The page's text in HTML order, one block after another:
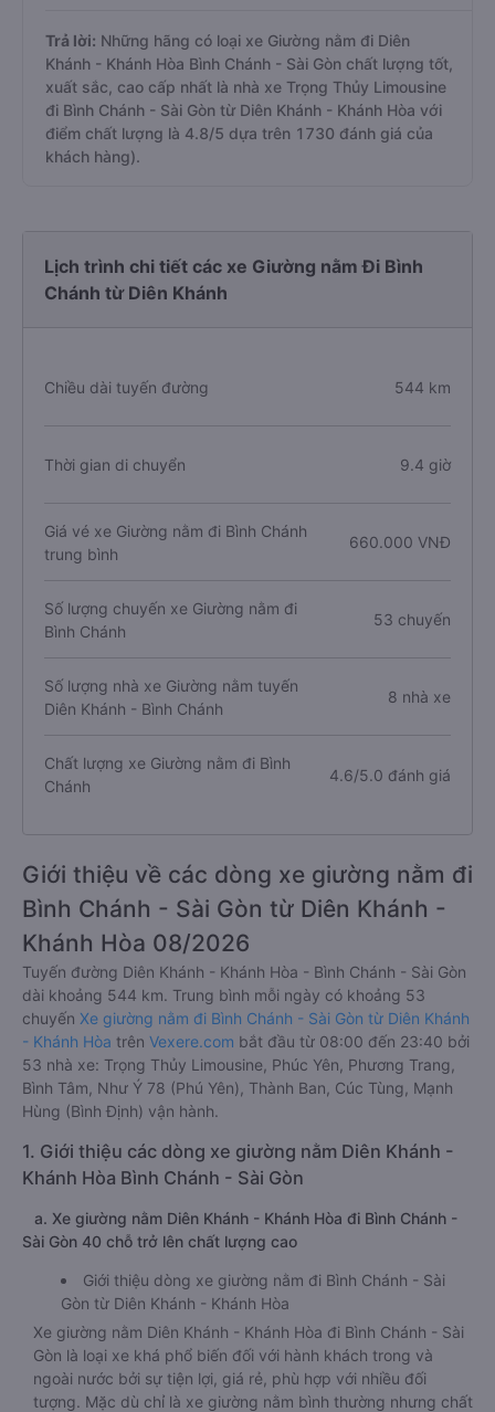
Trả lời: Những hãng có loại xe Giường nằm đi Diên
Khánh - Khánh Hòa Bình Chánh - Sài Gòn chất lượng tốt,
xuất sắc, cao cấp nhất là nhà xe Trọng Thủy Limousine
đi Bình Chánh - Sài Gòn từ Diên Khánh - Khánh Hòa với
điểm chất lượng là 4.8/5 dựa trên 1730 đánh giá của
khách hàng).
Lịch trình chi tiết các xe Giường nằm Đi Bình
Chánh từ Diên Khánh
Chiều dài tuyến đường 544 km
Thời gian di chuyển 9.4 giờ
Giá vé xe Giường nằm đi Bình Chánh
trung bình
660.000 VNĐ
Số lượng chuyến xe Giường nằm đi
Bình Chánh
53 chuyến
Số lượng nhà xe Giường nằm tuyến
Diên Khánh - Bình Chánh
8 nhà xe
Chất lượng xe Giường nằm đi Bình
Chánh
4.6/5.0 đánh giá
Giới thiệu về các dòng xe giường nằm đi
Bình Chánh - Sài Gòn từ Diên Khánh -
Khánh Hòa 08/2026
Tuyến đường Diên Khánh - Khánh Hòa - Bình Chánh - Sài Gòn
dài khoảng 544 km. Trung bình mỗi ngày có khoảng 53
chuyến Xe giường nằm đi Bình Chánh - Sài Gòn từ Diên Khánh
- Khánh Hòa trên Vexere.com bắt đầu từ 08:00 đến 23:40 bởi
53 nhà xe: Trọng Thủy Limousine, Phúc Yên, Phương Trang,
Bình Tâm, Như Ý 78 (Phú Yên), Thành Ban, Cúc Tùng, Mạnh
Hùng (Bình Định) vận hành.
1. Giới thiệu các dòng xe giường nằm Diên Khánh -
Khánh Hòa Bình Chánh - Sài Gòn
a. Xe giường nằm Diên Khánh - Khánh Hòa đi Bình Chánh -
Sài Gòn 40 chỗ trở lên chất lượng cao
Giới thiệu dòng xe giường nằm đi Bình Chánh - Sài
Gòn từ Diên Khánh - Khánh Hòa
Xe giường nằm Diên Khánh - Khánh Hòa đi Bình Chánh - Sài
Gòn là loại xe khá phổ biến đối với hành khách trong và
ngoài nước bởi sự tiện lợi, giá rẻ, phù hợp với nhiều đối
tượng. Mặc dù chỉ là xe giường nằm bình thường nhưng chất